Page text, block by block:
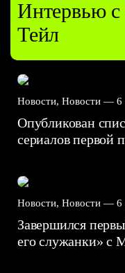
Интервью с
Тейл
Новости, Новости — 6
Опубликован
сериалов первой
Новости, Новости — 6
Завершился
его служанки» с